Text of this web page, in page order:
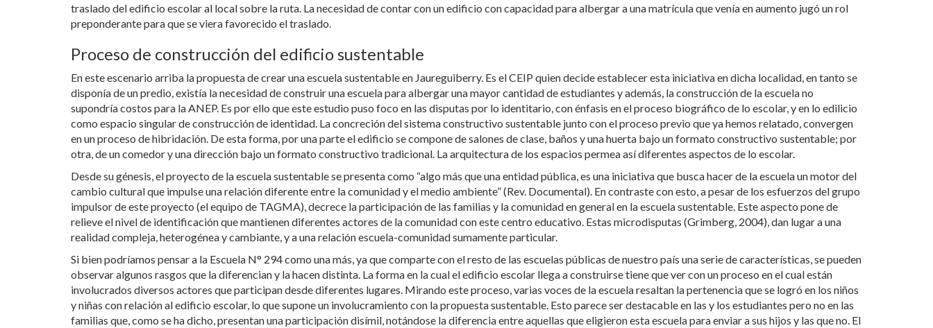
traslado del edificio escolar al local sobre la ruta. La necesidad de contar con un edificio con capacidad para albergar a una matrícula que venía en aumento jugó un rol
preponderante para que se viera favorecido el traslado.
Proceso de construcción del edificio sustentable
En este escenario arriba la propuesta de crear una escuela sustentable en Jaureguiberry. Es el CEIP quien decide establecer esta iniciativa en dicha localidad, en tanto se
disponía de un predio, existía la necesidad de construir una escuela para albergar una mayor cantidad de estudiantes y además, la construcción de la escuela no
supondría costos para la ANEP. Es por ello que este estudio puso foco en las disputas por lo identitario, con énfasis en el proceso biográfico de lo escolar, y en lo edilicio
como espacio singular de construcción de identidad. La concreción del sistema constructivo sustentable junto con el proceso previo que ya hemos relatado, convergen
en un proceso de hibridación. De esta forma, por una parte el edificio se compone de salones de clase, baños y una huerta bajo un formato constructivo sustentable; por
otra, de un comedor y una dirección bajo un formato constructivo tradicional. La arquitectura de los espacios permea así diferentes aspectos de lo escolar.
Desde su génesis, el proyecto de la escuela sustentable se presenta como “algo más que una entidad pública, es una iniciativa que busca hacer de la escuela un motor del
cambio cultural que impulse una relación diferente entre la comunidad y el medio ambiente” (Rev. Documental). En contraste con esto, a pesar de los esfuerzos del grupo
impulsor de este proyecto (el equipo de TAGMA), decrece la participación de las familias y la comunidad en general en la escuela sustentable. Este aspecto pone de
relieve el nivel de identificación que mantienen diferentes actores de la comunidad con este centro educativo. Estas microdisputas (Grimberg, 2004), dan lugar a una
realidad compleja, heterogénea y cambiante, y a una relación escuela-comunidad sumamente particular.
Si bien podríamos pensar a la Escuela N° 294 como una más, ya que comparte con el resto de las escuelas públicas de nuestro país una serie de características, se pueden
observar algunos rasgos que la diferencian y la hacen distinta. La forma en la cual el edificio escolar llega a construirse tiene que ver con un proceso en el cual están
involucrados diversos actores que participan desde diferentes lugares. Mirando este proceso, varias voces de la escuela resaltan la pertenencia que se logró en los niños
y niñas con relación al edificio escolar, lo que supone un involucramiento con la propuesta sustentable. Esto parece ser destacable en las y los estudiantes pero no en las
familias que, como se ha dicho, presentan una participación disímil, notándose la diferencia entre aquellas que eligieron esta escuela para enviar a sus hijos y las que no. El